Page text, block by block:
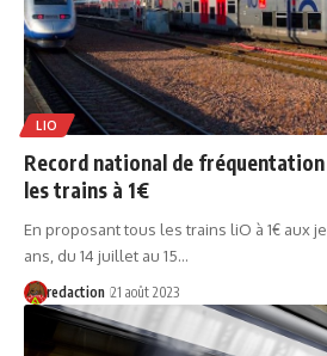
LIO
Record national de
les trains à 1€
En proposant tous les trains liO à 1€ aux
ans, du 14 juillet au 15…
redaction 21 août 2023